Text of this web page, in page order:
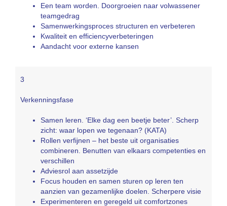
Een team worden. Doorgroeien naar volwassener
teamgedrag
Samenwerkingsproces structuren en verbeteren
Kwaliteit en efficiencyverbeteringen
Aandacht voor externe kansen
3
Verkenningsfase
Samen leren. ‘Elke dag een beetje beter’. Scherp
zicht: waar lopen we tegenaan? (KATA)
Rollen verfijnen – het beste uit organisaties
combineren. Benutten van elkaars competenties en
verschillen
Adviesrol aan assetzijde
Focus houden en samen sturen op leren ten
aanzien van gezamenlijke doelen. Scherpere visie
Experimenteren en geregeld uit comfortzones